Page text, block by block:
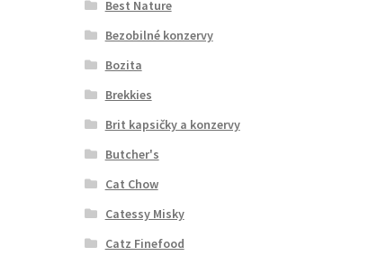
Best Nature
Bezobilné konzervy
Bozita
Brekkies
Brit kapsičky a konzervy
Butcher's
Cat Chow
Catessy Misky
Catz Finefood